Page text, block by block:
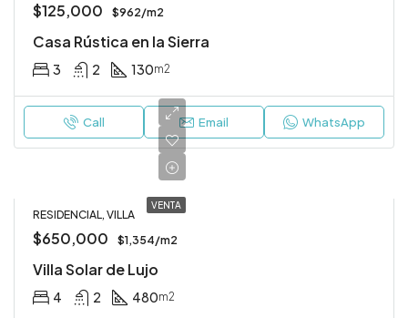
$125,000 $962/m2
Casa Rústica en la Sierra
3 2 130m2
Call Email WhatsApp
VENTA
RESIDENCIAL, VILLA
$650,000 $1,354/m2
Villa Solar de Lujo
4 2 480m2